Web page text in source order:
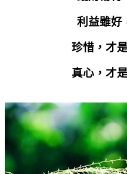
利益雖好
珍惜，才
真心，才